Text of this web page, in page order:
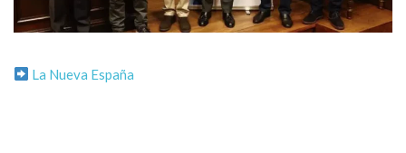
La Nueva España